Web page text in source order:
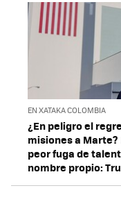
EN XATAKA COLOMBIA
¿En peligro el
misiones a
peor fuga de
nombre propio: